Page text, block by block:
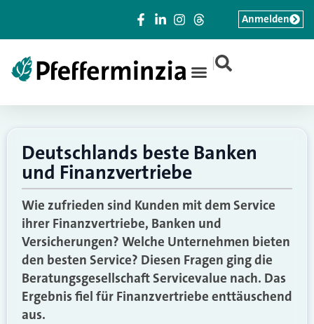
|
Anmelden
Deutschlands beste Banken
und Finanzvertriebe
Wie zufrieden sind Kunden mit dem Service
ihrer Finanzvertriebe, Banken und
Versicherungen? Welche Unternehmen bieten
den besten Service? Diesen Fragen ging die
Beratungsgesellschaft Servicevalue nach. Das
Ergebnis fiel für Finanzvertriebe enttäuschend
aus.